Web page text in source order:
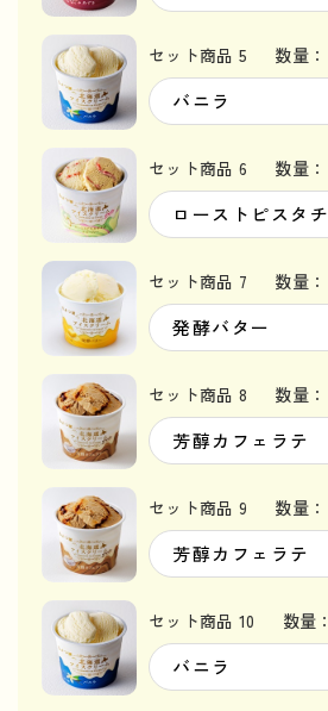
セット商品 5 数量：
セット商品 6 数量：
セット商品 7 数量：
セット商品 8 数量：
セット商品 9 数量：
セット商品 10 数量：